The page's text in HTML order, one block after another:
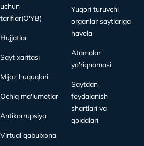
uchun
tariflar(O'YB)
Hujjatlar
Sayt xaritasi
Mijoz huquqlari
Ochiq ma'lumotlar
Antikorrupsiya
Virtual qabulxona
Yuqori turuvchi
organlar saytlariga
havola
Atamalar
yo'riqnomasi
Saytdan
foydalanish
shartlari va
qoidalari